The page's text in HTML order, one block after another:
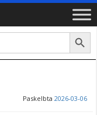
Search Button
Paskelbta 2026-03-06